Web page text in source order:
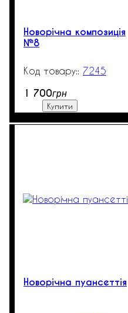
Новорічна композиція
№8
7245
1 700грн
Купити
Новорічна пуансеттія